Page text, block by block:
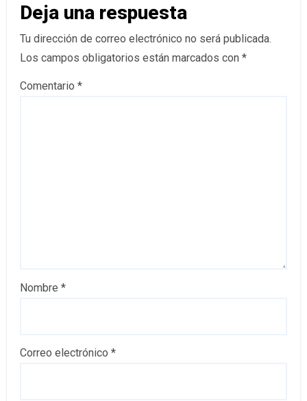
Deja una respuesta
Tu dirección de correo electrónico no será publicada.
Los campos obligatorios están marcados con *
Comentario *
Nombre *
Correo electrónico *